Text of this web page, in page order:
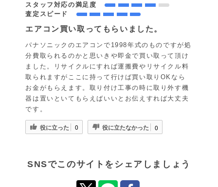
スタッフ対応の満足度
査定スピード
エアコン買い取ってもらいました。
パナソニックのエアコンで1998年式のものですが処
分費取られるのかと思いきや即金で買い取って頂け
ました。リサイクルにすれば運搬費やリサイクル料
取られますがここに持って行けば買い取りOKなら
お金がもらえます。取り付け工事の時に取り外す機
器は置いといてもらえばいいとお伝えすれば大丈夫
です。
役に立った 0 役に立たなかった 0
SNSでこのサイトをシェアしましょう